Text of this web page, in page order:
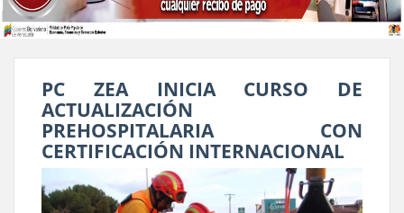
PC ZEA INICIA CURSO DE
ACTUALIZACIÓN
PREHOSPITALARIA CON
CERTIFICACIÓN INTERNACIONAL